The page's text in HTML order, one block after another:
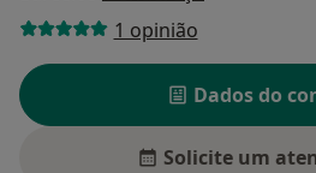
1 opinião
Dados do
Solicite um